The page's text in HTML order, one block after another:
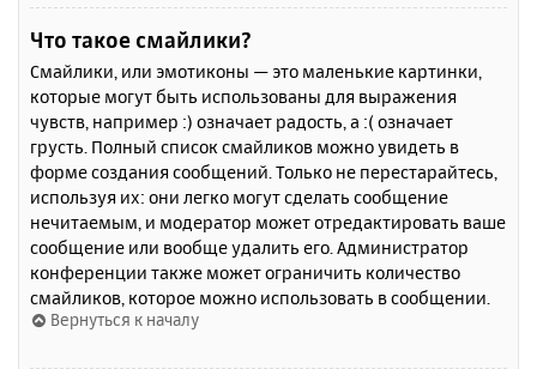
Что такое смайлики?
Смайлики, или эмотиконы — это маленькие картинки,
которые могут быть использованы для выражения
чувств, например :) означает радость, а :( означает
грусть. Полный список смайликов можно увидеть в
форме создания сообщений. Только не перестарайтесь,
используя их: они легко могут сделать сообщение
нечитаемым, и модератор может отредактировать ваше
сообщение или вообще удалить его. Администратор
конференции также может ограничить количество
смайликов, которое можно использовать в сообщении.
Вернуться к началу